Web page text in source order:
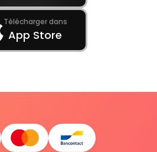
Télécharger dans
App Store